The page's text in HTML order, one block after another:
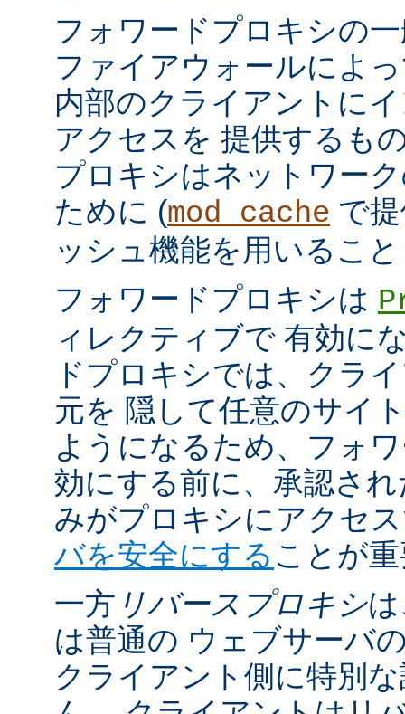
フォワードプロキシの
ファイアウォールによ
内部のクライアントに
アクセスを 提供するも
プロキシはネットワー
ために (mod_cache で
ッシュ機能を用いるこ
フォワードプロキシは
ィレクティブで 有効に
ドプロキシでは、クラ
元を 隠して任意のサイ
ようになるため、フォ
効にする前に、承認さ
みがプロキシにアクセ
バを安全にする ことが
一方 リバースプロキシ
は普通の ウェブサーバ
クライアント側に特別